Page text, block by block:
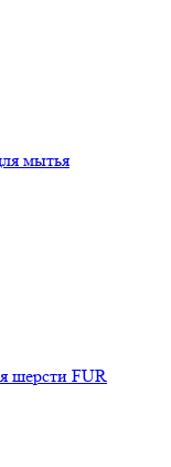
мытья
шерсти FUR